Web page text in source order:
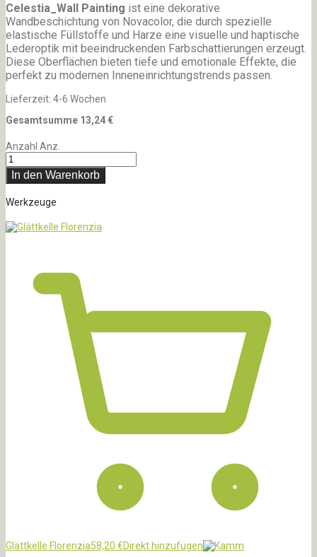
Celestia_Wall Painting ist eine dekorative
Wandbeschichtung von Novacolor, die durch spezielle
elastische Füllstoffe und Harze eine visuelle und haptische
Lederoptik mit beeindruckenden Farbschattierungen erzeugt.
Diese Oberflächen bieten tiefe und emotionale Effekte, die
perfekt zu modernen Inneneinrichtungstrends passen.
Lieferzeit: 4-6 Wochen
Gesamtsumme 13,24 €
Anzahl Anz.
In den Warenkorb
Werkzeuge
Glättkelle Florenzia58,20 €Direkt hinzufügen